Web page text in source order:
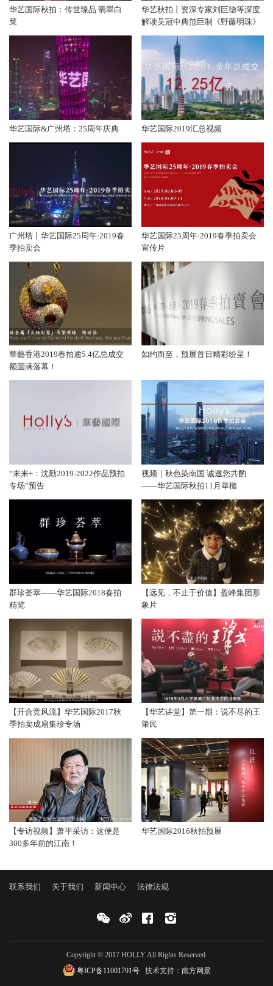
华艺国际秋拍：传世臻品 翡翠白
菜
华艺秋拍丨资深专家刘巨德等深度
解读吴冠中典范巨制《野藤明珠》
华艺国际&广州塔：25周年庆典 华艺国际2019汇总视频
广州塔丨华艺国际25周年·2019春
季拍卖会
华艺国际25周年·2019春季拍卖会
宣传片
華藝香港2019春拍逾5.4亿总成交
额圆满落幕！
如约而至，预展首日精彩纷呈！
“未来+：沈勤2019-2022作品预拍
专场”预告
视频｜秋色染南国 诚邀您共酌
——华艺国际秋拍11月举槌
群珍荟萃——华艺国际2018春拍
精览
【远见，不止于价值】盈峰集团形
象片
【开合竞风流】华艺国际2017秋
季拍卖成扇集珍专场
【华艺讲堂】第一期：说不尽的王
肇民
【专访视频】萧平采访：这便是
300多年前的江南！
华艺国际2016秋拍预展
联系我们 关于我们 新闻中心 法律法规
Copyright © 2017 HOLLY All Rights Reserved
粤ICP备11001791号技术支持： 南方网景